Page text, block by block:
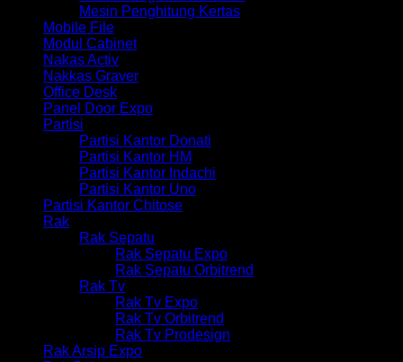
Mesin Penghitung Kertas
Mobile File
Modul Cabinet
Nakas Activ
Nakkas Graver
Office Desk
Panel Door Expo
Partisi
Partisi Kantor Donati
Partisi Kantor HM
Partisi Kantor Indachi
Partisi Kantor Uno
Partisi Kantor Chitose
Rak
Rak Sepatu
Rak Sepatu Expo
Rak Sepatu Orbitrend
Rak Tv
Rak Tv Expo
Rak Tv Orbitrend
Rak Tv Prodesign
Rak Arsip Expo